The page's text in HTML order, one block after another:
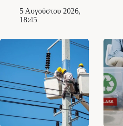
5 Αυγούστου 2026,
18:45